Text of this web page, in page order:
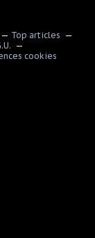
Top articles
cookies